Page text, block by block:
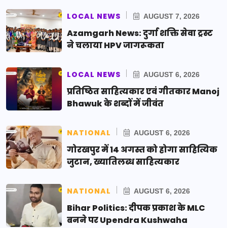
LOCAL NEWS AUGUST 7, 2026
Azamgarh News: दुर्गा शक्ति सेवा ट्रस्ट
ने चलाया HPV जागरूकता
LOCAL NEWS AUGUST 6, 2026
प्रतिष्ठित साहित्यकार एवं गीतकार Manoj
Bhawuk के शब्दों में जीवंत
NATIONAL AUGUST 6, 2026
गोरखपुर में 14 अगस्त को होगा साहित्यिक
जुटान, ख्यातिलब्ध साहित्यकार
NATIONAL AUGUST 6, 2026
Bihar Politics: दीपक प्रकाश के MLC
बनने पर Upendra Kushwaha